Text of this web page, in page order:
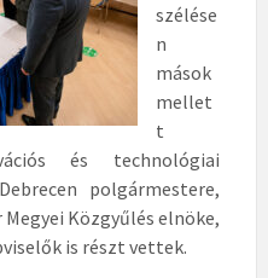
szélése
n
mások
mellet
t
és technológiai
polgármestere,
Közgyűlés elnöke,
is részt vettek.